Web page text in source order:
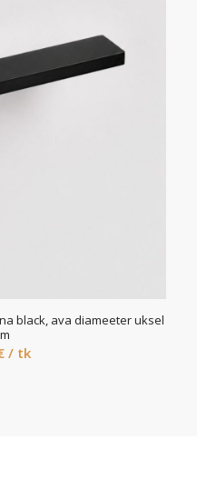
black, ava diameeter uksel
/ tk